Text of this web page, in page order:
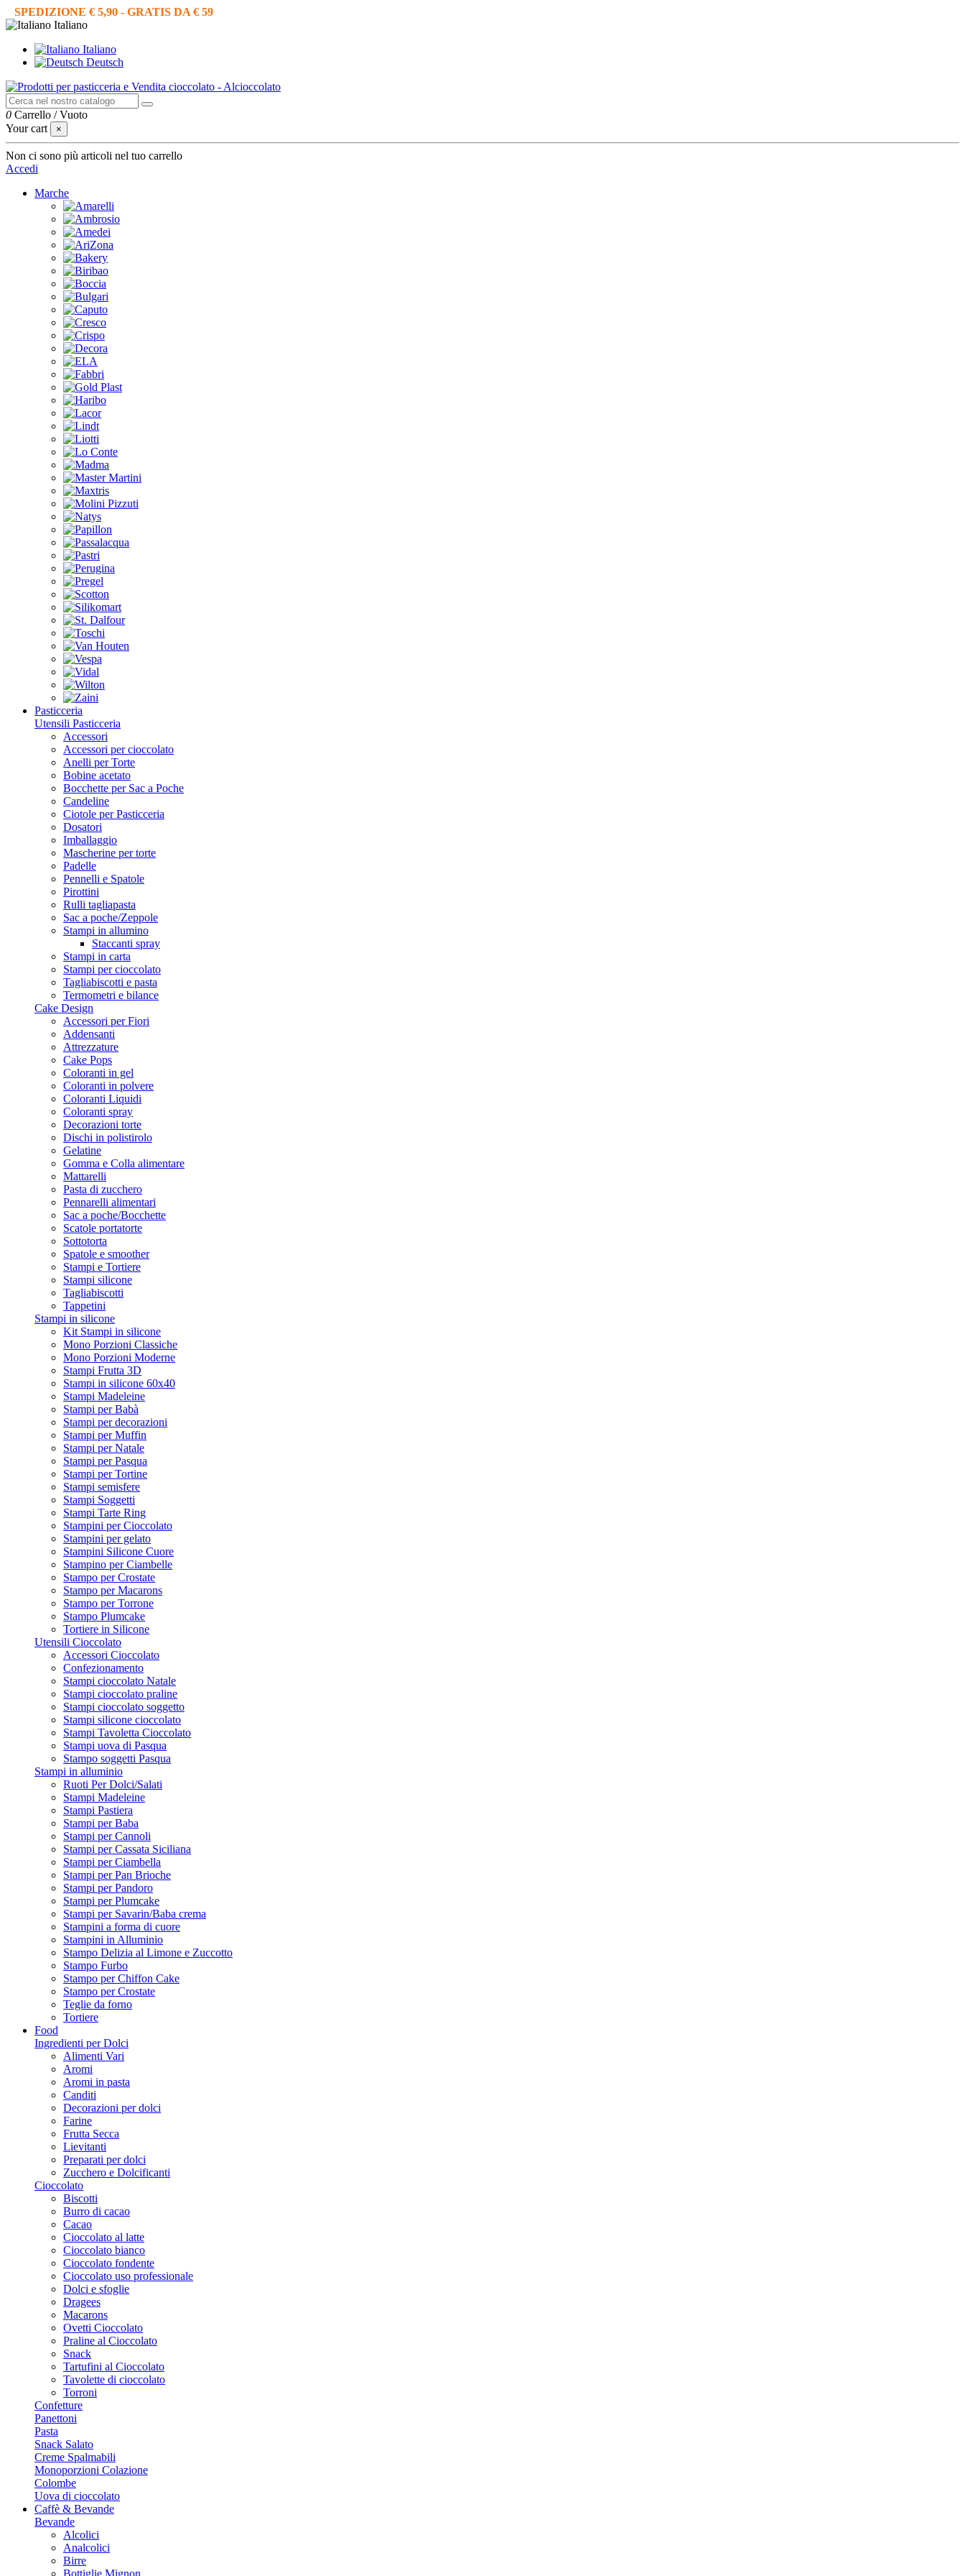
SPEDIZIONE € 5,90 - GRATIS DA € 59
Italiano
Italiano
Deutsch
0 Carrello /Vuoto
Your cart
×
Non ci sono più articoli nel tuo carrello
Accedi
Marche
Pasticceria
Utensili Pasticceria
Accessori
Accessori per cioccolato
Anelli per Torte
Bobine acetato
Bocchette per Sac a Poche
Candeline
Ciotole per Pasticceria
Dosatori
Imballaggio
Mascherine per torte
Padelle
Pennelli e Spatole
Pirottini
Rulli tagliapasta
Sac a poche/Zeppole
Stampi in allumino
Staccanti spray
Stampi in carta
Stampi per cioccolato
Tagliabiscotti e pasta
Termometri e bilance
Cake Design
Accessori per Fiori
Addensanti
Attrezzature
Cake Pops
Coloranti in gel
Coloranti in polvere
Coloranti Liquidi
Coloranti spray
Decorazioni torte
Dischi in polistirolo
Gelatine
Gomma e Colla alimentare
Mattarelli
Pasta di zucchero
Pennarelli alimentari
Sac a poche/Bocchette
Scatole portatorte
Sottotorta
Spatole e smoother
Stampi e Tortiere
Stampi silicone
Tagliabiscotti
Tappetini
Stampi in silicone
Kit Stampi in silicone
Mono Porzioni Classiche
Mono Porzioni Moderne
Stampi Frutta 3D
Stampi in silicone 60x40
Stampi Madeleine
Stampi per Babà
Stampi per decorazioni
Stampi per Muffin
Stampi per Natale
Stampi per Pasqua
Stampi per Tortine
Stampi semisfere
Stampi Soggetti
Stampi Tarte Ring
Stampini per Cioccolato
Stampini per gelato
Stampini Silicone Cuore
Stampino per Ciambelle
Stampo per Crostate
Stampo per Macarons
Stampo per Torrone
Stampo Plumcake
Tortiere in Silicone
Utensili Cioccolato
Accessori Cioccolato
Confezionamento
Stampi cioccolato Natale
Stampi cioccolato praline
Stampi cioccolato soggetto
Stampi silicone cioccolato
Stampi Tavoletta Cioccolato
Stampi uova di Pasqua
Stampo soggetti Pasqua
Stampi in alluminio
Ruoti Per Dolci/Salati
Stampi Madeleine
Stampi Pastiera
Stampi per Baba
Stampi per Cannoli
Stampi per Cassata Siciliana
Stampi per Ciambella
Stampi per Pan Brioche
Stampi per Pandoro
Stampi per Plumcake
Stampi per Savarin/Baba crema
Stampini a forma di cuore
Stampini in Alluminio
Stampo Delizia al Limone e Zuccotto
Stampo Furbo
Stampo per Chiffon Cake
Stampo per Crostate
Teglie da forno
Tortiere
Food
Ingredienti per Dolci
Alimenti Vari
Aromi
Aromi in pasta
Canditi
Decorazioni per dolci
Farine
Frutta Secca
Lievitanti
Preparati per dolci
Zucchero e Dolcificanti
Cioccolato
Biscotti
Burro di cacao
Cacao
Cioccolato al latte
Cioccolato bianco
Cioccolato fondente
Cioccolato uso professionale
Dolci e sfoglie
Dragees
Macarons
Ovetti Cioccolato
Praline al Cioccolato
Snack
Tartufini al Cioccolato
Tavolette di cioccolato
Torroni
Confetture
Panettoni
Pasta
Snack Salato
Creme Spalmabili
Monoporzioni Colazione
Colombe
Uova di cioccolato
Caffè & Bevande
Bevande
Alcolici
Analcolici
Birre
Bottiglie Mignon